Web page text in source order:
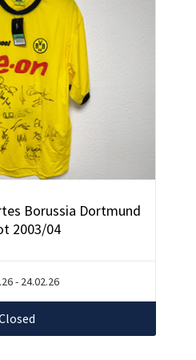
Borussia Dortmund
2003/04
- 24.02.26